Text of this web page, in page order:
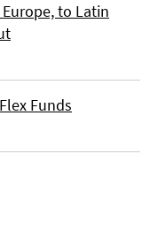
to Latin
Funds